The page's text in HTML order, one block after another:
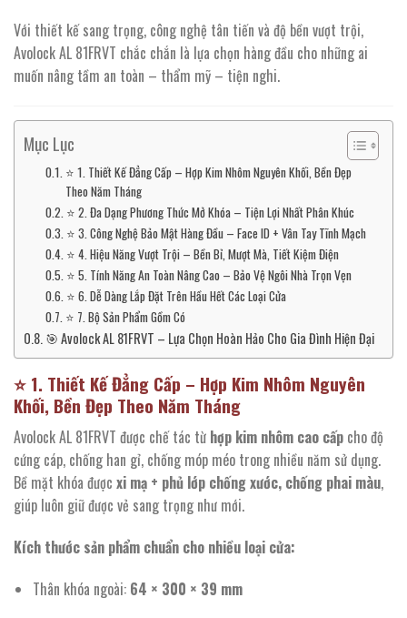
Với thiết kế sang trọng, công nghệ tân tiến và độ bền vượt trội,
Avolock AL 81FRVT chắc chắn là lựa chọn hàng đầu cho những ai
muốn nâng tầm an toàn – thẩm mỹ – tiện nghi.
Mục Lục
⭐ 1. Thiết Kế Đẳng Cấp – Hợp Kim Nhôm Nguyên Khối, Bền Đẹp
Theo Năm Tháng
⭐ 2. Đa Dạng Phương Thức Mở Khóa – Tiện Lợi Nhất Phân Khúc
⭐ 3. Công Nghệ Bảo Mật Hàng Đầu – Face ID + Vân Tay Tĩnh Mạch
⭐ 4. Hiệu Năng Vượt Trội – Bền Bỉ, Mượt Mà, Tiết Kiệm Điện
⭐ 5. Tính Năng An Toàn Nâng Cao – Bảo Vệ Ngôi Nhà Trọn Vẹn
⭐ 6. Dễ Dàng Lắp Đặt Trên Hầu Hết Các Loại Cửa
⭐ 7. Bộ Sản Phẩm Gồm Có
🎯 Avolock AL 81FRVT – Lựa Chọn Hoàn Hảo Cho Gia Đình Hiện Đại
⭐ 1. Thiết Kế Đẳng Cấp – Hợp Kim Nhôm Nguyên
Khối, Bền Đẹp Theo Năm Tháng
Avolock AL 81FRVT được chế tác từ hợp kim nhôm cao cấp cho độ
cứng cáp, chống han gỉ, chống móp méo trong nhiều năm sử dụng.
Bề mặt khóa được xi mạ + phủ lớp chống xước, chống phai màu,
giúp luôn giữ được vẻ sang trọng như mới.
Kích thước sản phẩm chuẩn cho nhiều loại cửa:
Thân khóa ngoài: 64 × 300 × 39 mm